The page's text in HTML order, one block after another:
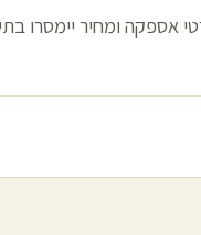
אספקה ומחיר יימסרו